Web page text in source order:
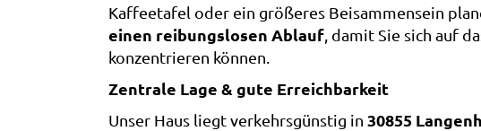
Kaffeetafel oder ein größeres Beisammensein
einen reibungslosen Ablauf, damit Sie sich auf
konzentrieren können.
Zentrale Lage & gute Erreichbarkeit
Unser Haus liegt verkehrsgünstig in 30855